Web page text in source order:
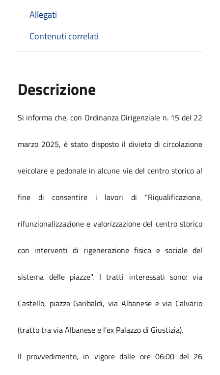
Allegati
Contenuti correlati
Descrizione
Si informa che, con Ordinanza Dirigenziale n. 15 del 22
marzo 2025, è stato disposto il divieto di circolazione
veicolare e pedonale in alcune vie del centro storico al
fine di consentire i lavori di "Riqualificazione,
rifunzionalizzazione e valorizzazione del centro storico
con interventi di rigenerazione fisica e sociale del
sistema delle piazze". I tratti interessati sono: via
Castello, piazza Garibaldi, via Albanese e via Calvario
(tratto tra via Albanese e l’ex Palazzo di Giustizia).
Il provvedimento, in vigore dalle ore 06:00 del 26